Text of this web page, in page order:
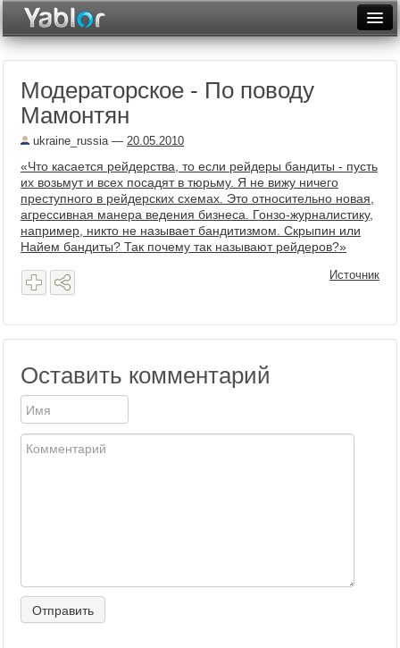
Неделя
Архив
Фототоп
Модераторское - По поводу
Мамонтян
ukraine_russia— 20.05.2010
«Что касается рейдерства, то если рейдеры бандиты - пусть
их возьмут и всех посадят в тюрьму. Я не вижу ничего
преступного в рейдерских схемах. Это относительно новая,
агрессивная манера ведения бизнеса. Гонзо-журналистику,
например, никто не называет бандитизмом. Скрыпин или
Найем бандиты? Так почему так называют рейдеров?»
Источник
Оставить комментарий